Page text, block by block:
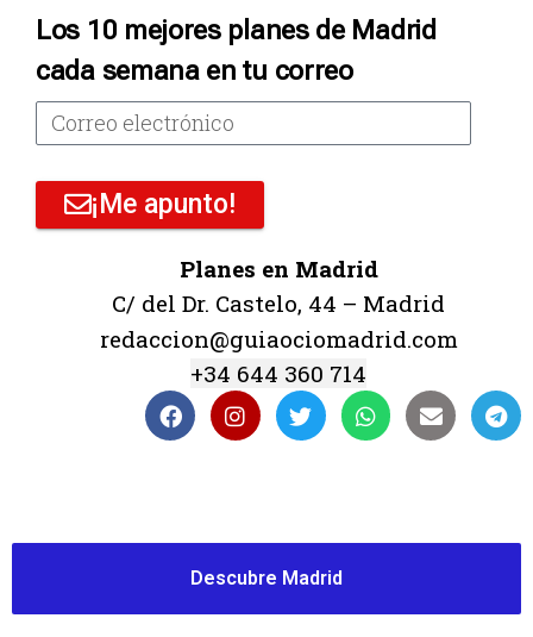
Los 10 mejores planes de Madrid
cada semana en tu correo
¡Me apunto!
Planes en Madrid
C/ del Dr. Castelo, 44 – Madrid
redaccion@guiaociomadrid.com
+34 644 360 714
Descubre Madrid